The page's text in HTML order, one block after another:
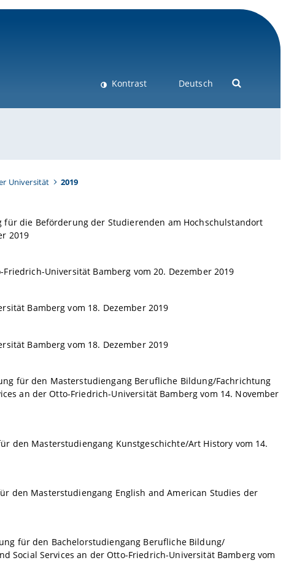
Kontrast Deutsch
Universität 2019
die Beförderung der Studierenden am Hochschulstandort
2019
Universität Bamberg vom 20. Dezember 2019
Bamberg vom 18. Dezember 2019
Bamberg vom 18. Dezember 2019
für den Masterstudiengang Berufliche Bildung/Fachrichtung
an der Otto-Friedrich-Universität Bamberg vom 14. November
den Masterstudiengang Kunstgeschichte/Art History vom 14.
den Masterstudiengang English and American Studies der
für den Bachelorstudiengang Berufliche Bildung/
Social Services an der Otto-Friedrich-Universität Bamberg vom